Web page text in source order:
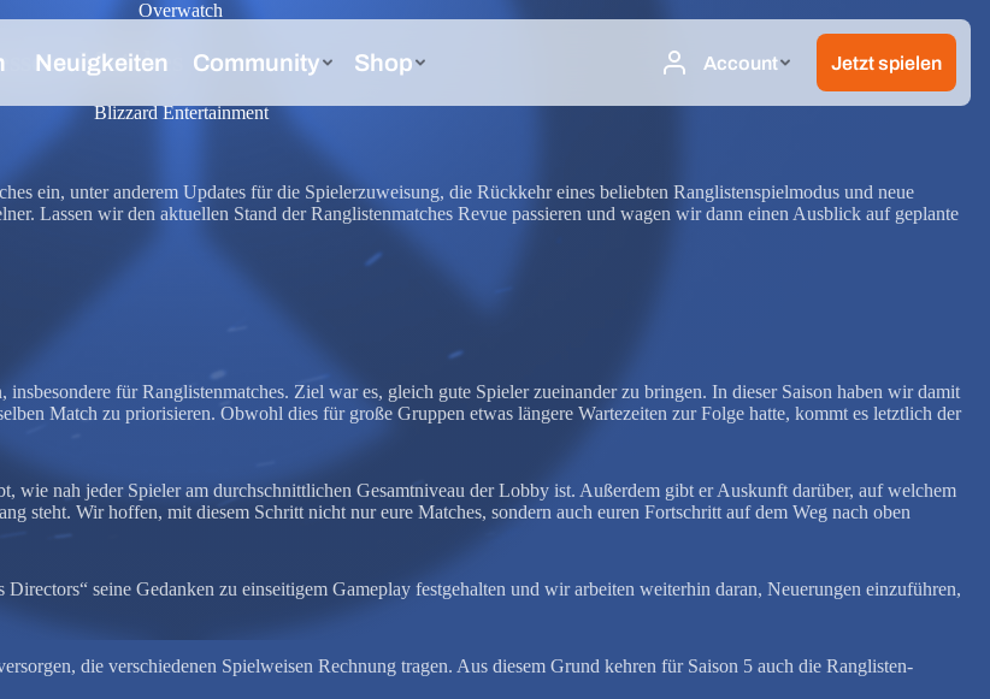
Overwatch
Matches
Blizzard Entertainment
ein, unter anderem Updates für die Spielerzuweisung, die Rückkehr eines beliebten Ranglistenspielmodus und neue
Lassen wir den aktuellen Stand der Ranglistenmatches Revue passieren und wagen wir dann einen Ausblick auf geplante
für Ranglistenmatches. Ziel war es, gleich gute Spieler zueinander zu bringen. In dieser Saison haben wir damit
Match zu priorisieren. Obwohl dies für große Gruppen etwas längere Wartezeiten zur Folge hatte, kommt es letztlich der
wie nah jeder Spieler am durchschnittlichen Gesamtniveau der Lobby ist. Außerdem gibt er Auskunft darüber, auf welchem
steht. Wir hoffen, mit diesem Schritt nicht nur eure Matches, sondern auch euren Fortschritt auf dem Weg nach oben
Directors“ seine Gedanken zu einseitigem Gameplay festgehalten und wir arbeiten weiterhin daran, Neuerungen einzuführen,
die verschiedenen Spielweisen Rechnung tragen. Aus diesem Grund kehren für Saison 5 auch die Ranglisten-